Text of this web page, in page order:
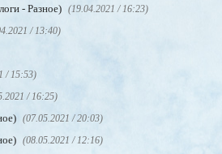
- Разное) (19.04.2021 / 16:23)
/ 13:40)
/ 15:53)
/ 16:25)
(07.05.2021 / 20:03)
(08.05.2021 / 12:16)